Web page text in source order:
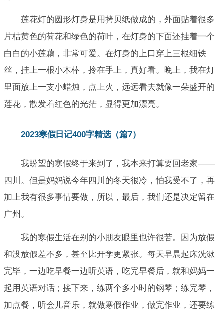
莲花灯的圆形灯身是用拷贝纸做成的，外面贴着很多
片桔黄色的荷花和绿色的荷叶，在灯身的下面还挂着一个
白白的小莲藕，非常可爱。在灯身的上口穿上三根细铁
丝，挂上一根小木棒，拎在手上，真好看。晚上，我在灯
里面放上一支小蜡烛，点上火，远远看去就像一朵盛开的
莲花，散发着红色的光茫，显得更加漂亮。
2023寒假日记400字精选（篇7）
我盼望的寒假终于来到了，我本来打算要回老家——
四川。但是妈妈说今年四川的冬天很冷，怕我受不了，再
加上我有很多事情要做，所以，最后，我们还是决定留在
广州。
我的寒假生活在别的小朋友眼里也许很苦。因为放假
和没放假差不多，甚至比开学更紧张。每天早晨起床洗漱
完毕，一边吃早餐一边听英语，吃完早餐后，就和妈妈一
起用英语对话；接下来，练两个多小时的钢琴；练完琴，
加点餐，听会儿音乐，就做寒假作业，做完作业，还要练